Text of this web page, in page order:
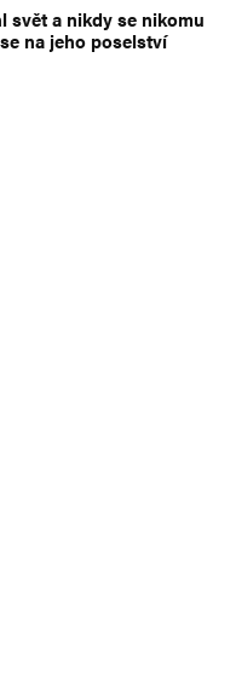
svět a nikdy se nikomu
na jeho poselství